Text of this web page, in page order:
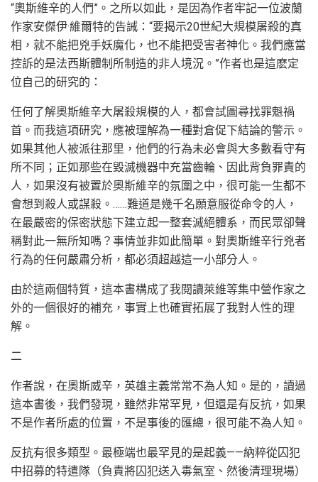
“奧斯維辛的人們”。之所以如此，是因為作者牢記一位波蘭
作家安傑伊·維爾特的告誡：“要揭示20世紀大規模屠殺的真
相，就不能把兇手妖魔化，也不能把受害者神化。我們應當
控訴的是法西斯體制所制造的非人境況。”作者也是這麽定
位自己的研究的：
任何了解奧斯維辛大屠殺規模的人，都會試圖尋找罪魁禍
首。而我這項研究，應被理解為一種對倉促下結論的警示。
如果其他人被派往那里，他們的行為未必會與大多數看守有
所不同；正如那些在毀滅機器中充當齒輪、因此背負罪責的
人，如果沒有被置於奧斯維辛的氛圍之中，很可能一生都不
會想到殺人或謀殺。……難道是幾千名願意服從命令的人，
在最嚴密的保密狀態下建立起一整套滅絕體系，而民眾卻聲
稱對此一無所知嗎？事情並非如此簡單。對奧斯維辛行兇者
行為的任何嚴肅分析，都必須超越這一小部分人。
由於這兩個特質，這本書構成了我閱讀萊維等集中營作家之
外的一個很好的補充，事實上也確實拓展了我對人性的理
解。
二
作者說，在奧斯威辛，英雄主義常常不為人知。是的，讀過
這本書後，我們發現，雖然非常罕見，但還是有反抗，如果
不是作者所處的位置，不是事後的匯總，很可能不為人知。
反抗有很多類型。最極端也最罕見的是起義——納粹從囚犯
中招募的特遣隊（負責將囚犯送入毒氣室、然後清理現場）